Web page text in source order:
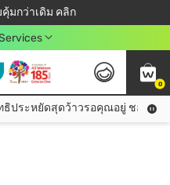
มกว่าเดิม คลิก
ลดเพิ่มจุก ๆ 10%! 🎉
อชอป 499฿
คลับดียังไง?
0
มีบัตรสมาชิกวัตสัน คลับรึยัง? สิทธิประหยัดสุดว้าวรอคุณอยู่ ชอปคุ้มกว่าเดิม คลิก!
ประหยัดสุดว้าวรอคุณอยู่ ชอปคุ้มก